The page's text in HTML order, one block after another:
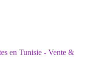
en Tunisie - Vente &